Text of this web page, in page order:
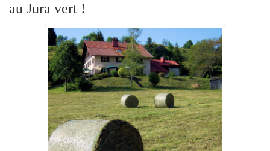
au Jura vert !